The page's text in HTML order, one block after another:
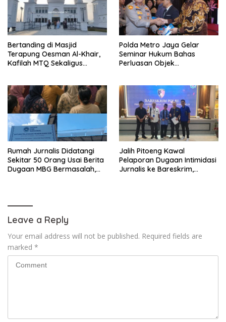
Bertanding di Masjid
Terapung Oesman Al-Khair,
Kafilah MTQ Sekaligus
Polda Metro Jaya Gelar
Seminar Hukum Bahas
Perluasan Objek
Rumah Jurnalis Didatangi
Sekitar 50 Orang Usai Berita
Dugaan MBG Bermasalah,
Jalih Pitoeng Kawal
Pelaporan Dugaan Intimidasi
Jurnalis ke Bareskrim,
Leave a Reply
Your email address will not be published. Required fields are
marked *